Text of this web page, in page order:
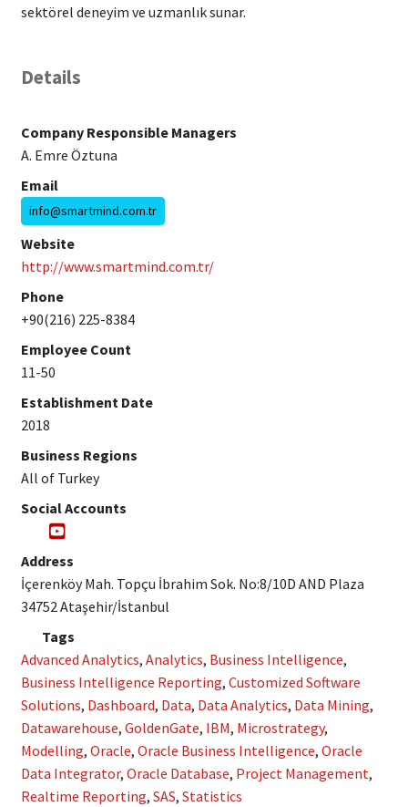
sektörel deneyim ve uzmanlık sunar.
Details
Company Responsible Managers
A. Emre Öztuna
Email
info@smartmind.com.tr
Website
http://www.smartmind.com.tr/
Phone
+90(216) 225-8384
Employee Count
11-50
Establishment Date
2018
Business Regions
All of Turkey
Social Accounts
Address
İçerenköy Mah. Topçu İbrahim Sok. No:8/10D AND Plaza
34752 Ataşehir/İstanbul
Tags
Advanced Analytics, Analytics, Business Intelligence,
Business Intelligence Reporting, Customized Software
Solutions, Dashboard, Data, Data Analytics, Data Mining,
Datawarehouse, GoldenGate, IBM, Microstrategy,
Modelling, Oracle, Oracle Business Intelligence, Oracle
Data Integrator, Oracle Database, Project Management,
Realtime Reporting, SAS, Statistics